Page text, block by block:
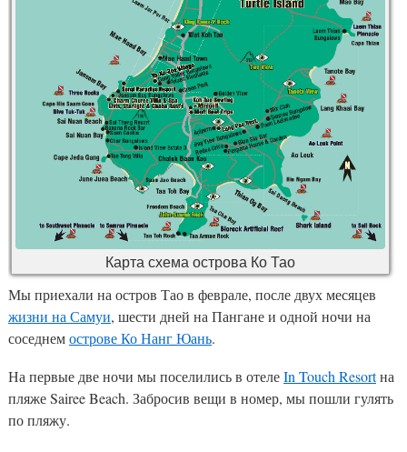
Карта схема острова Ко Тао
Мы приехали на остров Тао в феврале, после двух месяцев
жизни на Самуи, шести дней на Пангане и одной ночи на
соседнемострове Ко Нанг Юань.
На первые две ночи мы поселились в отелеIn Touch Resortна
пляже Sairee Beach. Забросив вещи в номер, мы пошли гулять
по пляжу.